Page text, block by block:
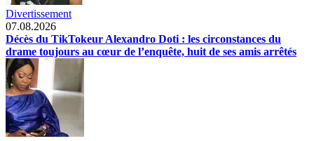
Divertissement
07.08.2026
Décès du TikTokeur Alexandro Doti : les circonstances du
drame toujours au cœur de l’enquête, huit de ses amis arrêtés